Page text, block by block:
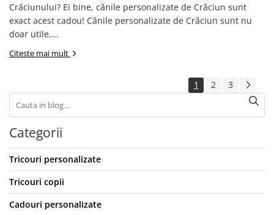
Crăciunului? Ei bine, cănile personalizate de Crăciun sunt
exact acest cadou! Cănile personalizate de Crăciun sunt nu
doar utile,...
Citeste mai mult
1 2 3
Categorii
Tricouri personalizate
Tricouri copii
Cadouri personalizate